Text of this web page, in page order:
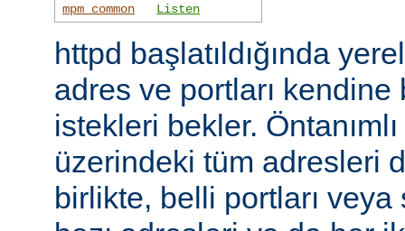
mpm_common
Listen
httpd başlatıldığında
adres ve portları
istekleri bekler.
üzerindeki tüm adresleri
birlikte, belli portları